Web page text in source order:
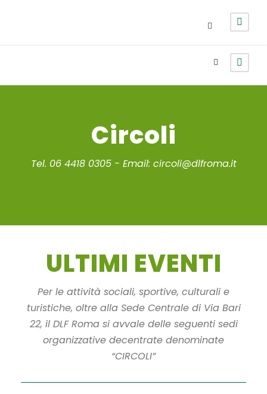
Circoli
Tel. 06 4418 0305 - Email: circoli@dlfroma.it
ULTIMI EVENTI
Per le attività sociali, sportive, culturali e
turistiche, oltre alla Sede Centrale di Via Bari
22, il DLF Roma si avvale delle seguenti sedi
organizzative decentrate denominate
“CIRCOLI”